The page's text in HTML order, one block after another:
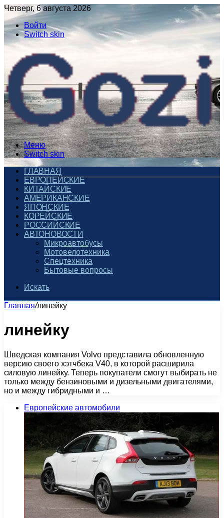
Четверг, 6 августа 2026
Войти
Switch skin
Меню
Switch skin
ГЛАВНАЯ
ЕВРОПЕЙСКИЕ
КИТАЙСКИЕ
АМЕРИКАНСКИЕ
ЯПОНСКИЕ
КОРЕЙСКИЕ
РОССИЙСКИЕ
АВТОНОВОСТИ
Микроавтобусы
Мотовелотехника
Спецтехника
Бытовые вопросы
Искать
Главная/линейку
линейку
Шведская компания Volvo представила обновленную
версию своего хэтчбека V40, в которой расширила
силовую линейку. Теперь покупатели смогут выбирать не
только между бензиновыми и дизельными двигателями,
но и между гибридными и …
Европейские автомобили